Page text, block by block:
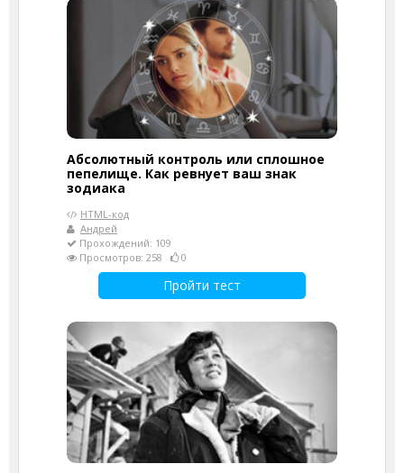
Абсолютный контроль или сплошное
пепелище. Как ревнует ваш знак
зодиака
HTML-код
Андрей
Прохождений: 109
Просмотров: 258
0
Пройти тест